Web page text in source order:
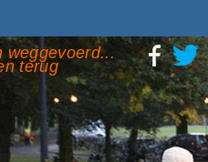
weggevoerd...
terug